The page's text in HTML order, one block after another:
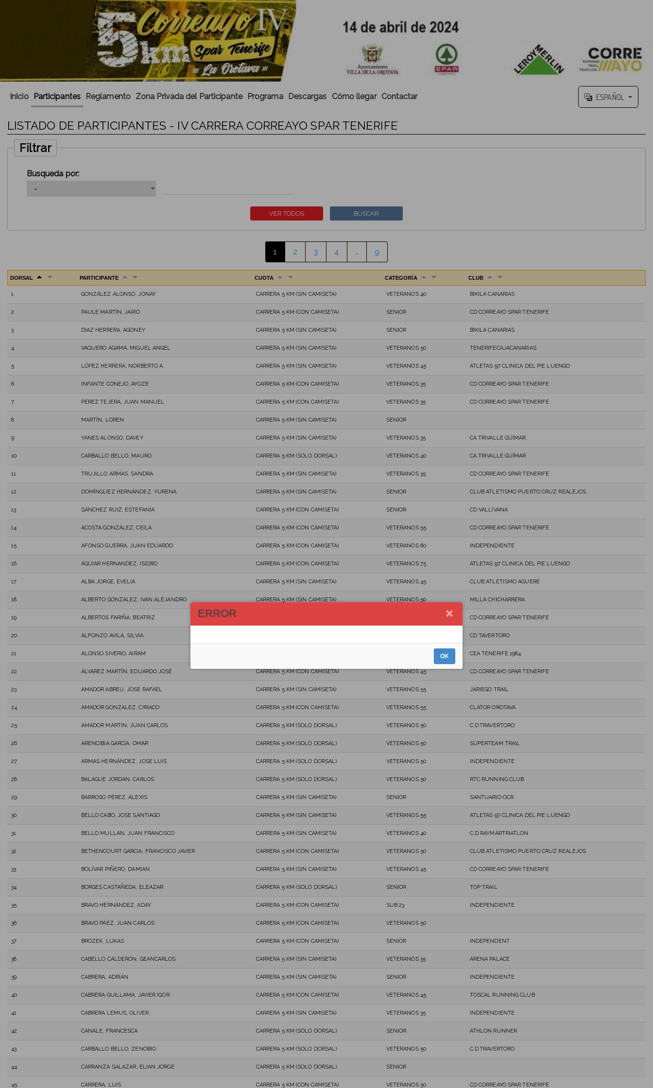
Inicio Participantes Reglamento Zona Privada del Participante Programa Descargas Cómo llegar Contactar ESPAÑOL
LISTADO DE PARTICIPANTES - IV CARRERA CORREAYO SPAR TENERIFE
Filtrar
Busqueda por:
1 2 3 4 … 9
DORSAL PARTICIPANTE CUOTA CATEGORÍA CLUB
1 GONZÁLEZ ALONSO, JONAY CARRERA 5 KM (SIN CAMISETA) VETERANOS 40 BIKILA CANARIAS
2 PAULE MARTÍN, JAIRO CARRERA 5 KM (CON CAMISETA) SENIOR CD CORREAYO SPAR TENERIFE
3 DIAZ HERRERA, AGONEY CARRERA 5 KM (SIN CAMISETA) SENIOR BIKILA CANARIAS
4 VAQUERO AGAMA, MIGUEL ANGEL CARRERA 5 KM (SIN CAMISETA) VETERANOS 50 TENERIFECAJACANARIAS
5 LÓPEZ HERRERA, NORBERTO A. CARRERA 5 KM (SIN CAMISETA) VETERANOS 45 ATLETAS 97 CLINICA DEL PIE LUENGO
6 INFANTE CONEJO, AYOZE CARRERA 5 KM (CON CAMISETA) VETERANOS 35 CD CORREAYO SPAR TENERIFE
7 PÉREZ TEJERA, JUAN MANUEL CARRERA 5 KM (CON CAMISETA) VETERANOS 35 CD CORREAYO SPAR TENERIFE
8 MARTÍN, LOREN CARRERA 5 KM (SIN CAMISETA) SENIOR
9 YANES ALONSO, DAVEY CARRERA 5 KM (SIN CAMISETA) VETERANOS 35 CA TRIVALLE GÜÍMAR
10 CARBALLO BELLO, MAURO CARRERA 5 KM (SOLO DORSAL) VETERANOS 40 CA TRIVALLE GÜÍMAR
11 TRUJILLO ARMAS, SANDRA CARRERA 5 KM (SIN CAMISETA) VETERANOS 35 CD CORREAYO SPAR TENERIFE
12 DOMÍNGUEZ HERNÁNDEZ, YURENA CARRERA 5 KM (SIN CAMISETA) SENIOR CLUB ATLETISMO PUERTO CRUZ REALEJOS
13 SÁNCHEZ RUIZ, ESTEFANÍA CARRERA 5 KM (CON CAMISETA) SENIOR CD VALLIVANA
14 ACOSTA GONZÁLEZ, CEILA CARRERA 5 KM (CON CAMISETA) VETERANOS 55 CD CORREAYO SPAR TENERIFE
15 AFONSO GUERRA, JUAN EDUARDO CARRERA 5 KM (CON CAMISETA) VETERANOS 60 INDEPENDIENTE
16 AGUIAR HERNANDEZ, ISIDRO CARRERA 5 KM (CON CAMISETA) VETERANOS 75 ATLETAS 97 CLINICA DEL PIE LUENGO
17 ALBA JORGE, EVELIA CARRERA 5 KM (SIN CAMISETA) VETERANOS 45 CLUB ATLETISMO AGUERE
18 ALBERTO GONZALEZ, IVAN ALEJANDRO CARRERA 5 KM (SIN CAMISETA) VETERANOS 50 MILLA CHICHARRERA
19 ALBERTOS FARIÑA, BEATRIZ CD CORREAYO SPAR TENERIFE
20 ALFONZO AVILA, SILVIA CD TAVERTORO
21 ALONSO SIVERIO, AIRAM CEA TENERIFE 1984
22 ÁLVAREZ MARTÍN, EDUARDO JOSÉ CARRERA 5 KM (CON CAMISETA) VETERANOS 45 CD CORREAYO SPAR TENERIFE
23 AMADOR ABREU, JOSÉ RAFAEL CARRERA 5 KM (SIN CAMISETA) VETERANOS 55 JARIEGO TRAIL
24 AMADOR GONZALEZ, CIRIACO CARRERA 5 KM (CON CAMISETA) VETERANOS 55 CLATOR OROTAVA
25 AMADOR MARTIN, JUAN CARLOS CARRERA 5 KM (SOLO DORSAL) VETERANOS 50 C.D.TRAVERTORO
26 ARENCIBIA GARCÍA, OMAR CARRERA 5 KM (SOLO DORSAL) VETERANOS 50 SUPERTEAM TRAIL
27 ARMAS HERNÁNDEZ, JOSE LUIS CARRERA 5 KM (SOLO DORSAL) VETERANOS 50 INDEPENDIENTE
28 BALAGUE JORDAN, CARLOS CARRERA 5 KM (SOLO DORSAL) VETERANOS 50 RTC RUNNING CLUB
29 BARROSO PÉREZ, ALEXIS CARRERA 5 KM (SIN CAMISETA) SENIOR SANTUARIO OCR
30 BELLO CABO, JOSE SANTIAGO CARRERA 5 KM (SIN CAMISETA) VETERANOS 55 ATLETAS 97 CLINICA DEL PIE LUENGO
31 BELLO MULLAN, JUAN FRANCISCO CARRERA 5 KM (SIN CAMISETA) VETERANOS 40 C.D.RAYMARTRIATLON
32 BETHENCOURT GARCIA, FRANCISCO JAVIER CARRERA 5 KM (CON CAMISETA) VETERANOS 50 CLUB ATLETISMO PUERTO CRUZ REALEJOS
33 BOLÍVAR PIÑERO, DAMIAN CARRERA 5 KM (SIN CAMISETA) VETERANOS 45 CD CORREAYO SPAR TENERIFE
34 BORGES CASTAÑEDA, ELEAZAR CARRERA 5 KM (SOLO DORSAL) SENIOR TOP TRAIL
35 BRAVO HERNÁNDEZ, ADAY CARRERA 5 KM (CON CAMISETA) SUB 23 INDEPENDIENTE
36 BRAVO PÁEZ, JUAN CARLOS CARRERA 5 KM (CON CAMISETA) VETERANOS 50
37 BROZEK, LUKAS CARRERA 5 KM (CON CAMISETA) SENIOR INDEPENDENT
38 CABELLO CALDERÓN, GEANCARLOS CARRERA 5 KM (SIN CAMISETA) VETERANOS 35 ARENA PALACE
39 CABRERA, ADRIÁN CARRERA 5 KM (SIN CAMISETA) SENIOR INDEPENDIENTE
40 CABRERA GUILLAMA, JAVIER IGOR CARRERA 5 KM (CON CAMISETA) VETERANOS 45 TOSCAL RUNNING CLUB
41 CABRERA LEMUS, OLIVER CARRERA 5 KM (SIN CAMISETA) VETERANOS 35 INDEPENDIENTE
42 CANALE, FRANCESCA CARRERA 5 KM (SOLO DORSAL) SENIOR ATHLON RUNNER
43 CARBALLO BELLO, ZENOBIO CARRERA 5 KM (SOLO DORSAL) VETERANOS 50 C.D.TRAVERTORO
44 CARRANZA SALAZAR, ELIAN JORGE CARRERA 5 KM (SOLO DORSAL) SENIOR
45 CARRERA, LUIS CARRERA 5 KM (CON CAMISETA) VETERANOS 50 CD CORREAYO SPAR TENERIFE
ERROR
OK